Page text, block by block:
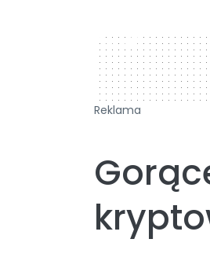
728 x 90
Reklama